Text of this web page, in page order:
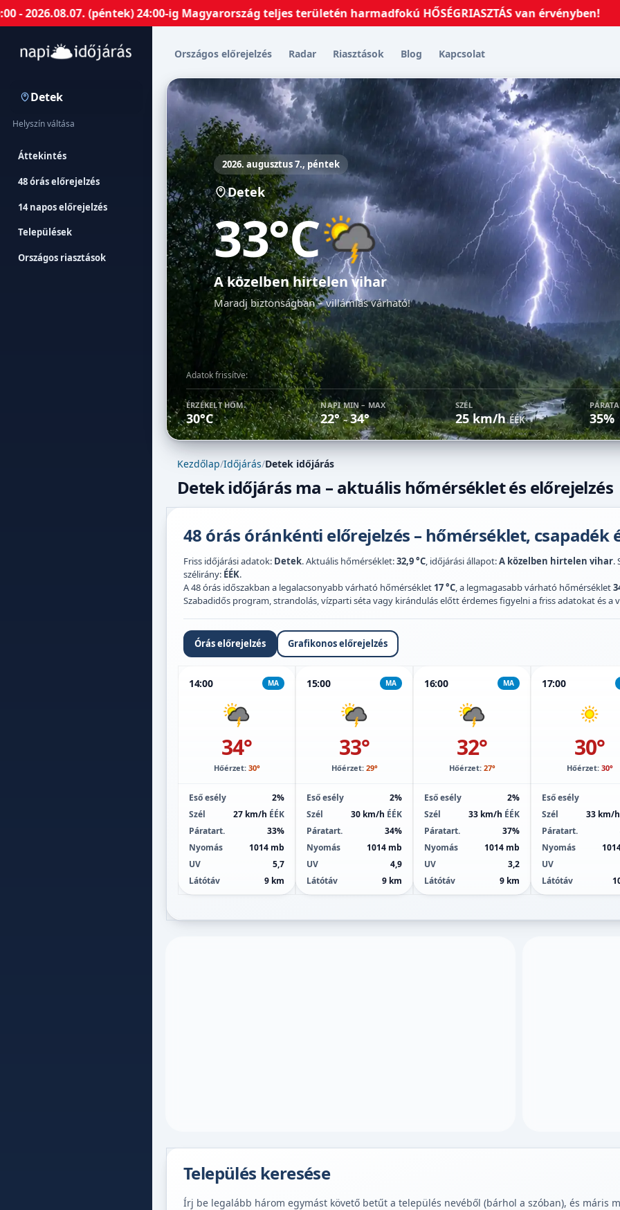
(péntek) 24:00-ig Magyarország teljes területén harmadfokú HŐSÉGRIASZTÁS van érvényben!
Detek
Helyszín váltása
Áttekintés
48 órás előrejelzés
14 napos előrejelzés
Települések
Országos riasztások
Országos előrejelzés Radar Riasztások Blog Kapcsolat
2026. augusztus 7., péntek
Detek
33°C
A közelben hirtelen vihar
Maradj biztonságban – villámlás várható!
Adatok frissítve:
ÉRZÉKELT HŐM.
30°C
NAPI MIN – MAX
22° –34°
SZÉL
25 km/hÉÉK 35%
Kezdőlap/Időjárás/Detek időjárás
Detek időjárás ma – aktuális hőmérséklet és előrejelzés
48 órás óránkénti előrejelzés – hőmérséklet, csapadék
Friss időjárási adatok: Detek. Aktuális hőmérséklet:32,9 °C, időjárási állapot:A közelben hirtelen vihar.
szélirány: ÉÉK.
A 48 órás időszakban a legalacsonyabb várható hőmérséklet 17 °C, a legmagasabb várható hőmérséklet
Szabadidős program, strandolás, vízparti séta vagy kirándulás előtt érdemes figyelni a friss adatokat és a
Órás előrejelzés Grafikonos előrejelzés
14:00 MA
34°
Hőérzet: 30°
Eső esély
2%
Szél
27 km/h ÉÉK
Páratart.
33%
Nyomás
1014 mb
UV
5,7
Látótáv
9 km
15:00 MA
33°
Hőérzet: 29°
Eső esély
2%
Szél
30 km/h ÉÉK
Páratart.
34%
Nyomás
1014 mb
UV
4,9
Látótáv
9 km
16:00 MA
32°
Hőérzet: 27°
Eső esély
2%
Szél
33 km/h ÉÉK
Páratart.
37%
Nyomás
1014 mb
UV
3,2
Látótáv
9 km
17:00
30°
Hőérzet: 30°
Eső esély
Szél
33 km/h
Páratart.
Nyomás
UV
Látótáv
Település keresése
Írj be legalább három egymást követő betűt a település nevéből (bárhol a szóban), és máris